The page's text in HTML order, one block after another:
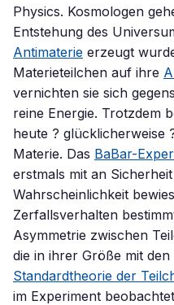
Physics. Kosmologen
Entstehung des
Antimaterie erzeugt
Materieteilchen auf ihre
vernichten sie sich
reine Energie. Trotzdem
heute ? glücklicherweise
Materie. Das BaBar-
erstmals mit an
Wahrscheinlichkeit
Zerfallsverhalten
Asymmetrie zwischen
die in ihrer Größe mit
Standardtheorie der
im Experiment